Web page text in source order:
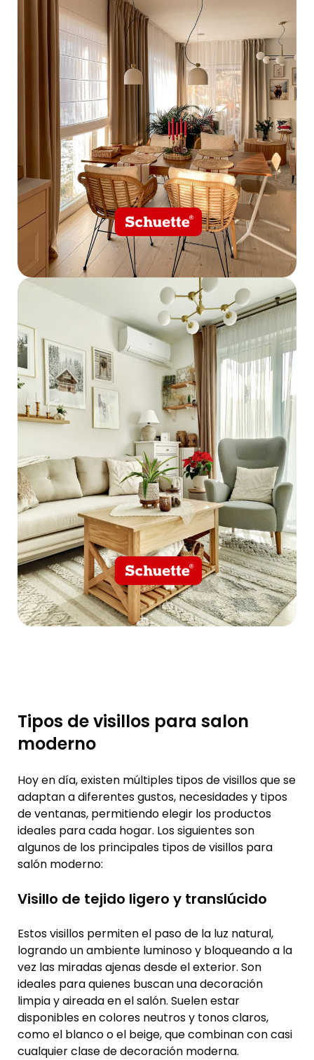
Tipos de visillos para salon
moderno
Hoy en día, existen múltiples tipos de visillos que se
adaptan a diferentes gustos, necesidades y tipos
de ventanas, permitiendo elegir los productos
ideales para cada hogar. Los siguientes son
algunos de los principales tipos de visillos para
salón moderno:
Visillo de tejido ligero y translúcido
Estos visillos permiten el paso de la luz natural,
logrando un ambiente luminoso y bloqueando a la
vez las miradas ajenas desde el exterior. Son
ideales para quienes buscan una decoración
limpia y aireada en el salón. Suelen estar
disponibles en colores neutros y tonos claros,
como el blanco o el beige, que combinan con casi
cualquier clase de decoración moderna.